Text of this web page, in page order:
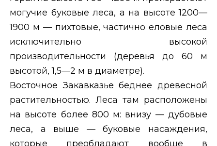
могучие буковые леса, а на высоте 1200—
1900 м — пихтовые, частично еловые леса
исключительно высокой
производительности (деревья до 60 м
высотой, 1,5—2 м в диаметре).
Восточное Закавказье беднее древесной
растительностью. Леса там расположены
на высоте более 800 м: внизу — дубовые
леса, а выше — буковые насаждения,
которые преобладают вообще в